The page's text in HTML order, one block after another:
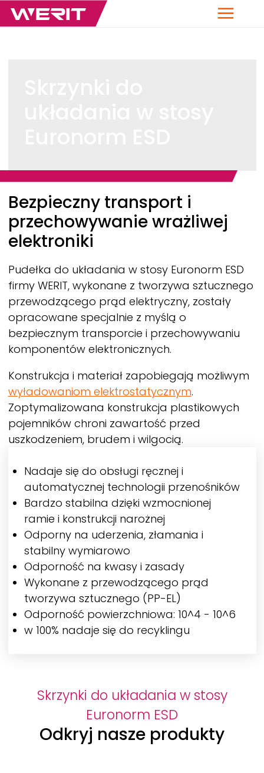
Menu
Breadcrumb
Bezpieczny transport i
przechowywanie wrażliwej
elektroniki
Pudełka do układania w stosy Euronorm ESD
firmyWERIT,wykonane z tworzywa sztucznego
przewodzącego prąd elektryczny, zostały
opracowane specjalnie z myślą o
bezpiecznym transporcie i przechowywaniu
komponentów elektronicznych.
Konstrukcja i materiał zapobiegają możliwym
wyładowaniom elektrostatycznym.
Zoptymalizowana konstrukcja plastikowych
pojemników chroni zawartość przed
uszkodzeniem, brudem i wilgocią.
Nadaje się do obsługi ręcznej i
automatycznej technologii przenośników
Bardzo stabilna dzięki wzmocnionej
ramie i konstrukcji narożnej
Odporny na uderzenia, złamania i
stabilny wymiarowo
Odporność na kwasy i zasady
Wykonane z przewodzącego prąd
tworzywa sztucznego (PP-EL)
Odporność powierzchniowa: 10^4 - 10^6
w 100% nadaje się do recyklingu
Skrzynki do układania w stosy
Euronorm ESD
Odkryj nasze produkty